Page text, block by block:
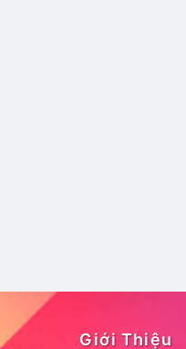
Giới Thiệu